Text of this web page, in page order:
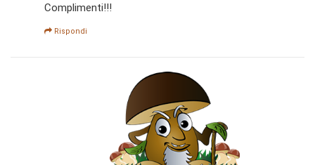
Complimenti!!!
Rispondi